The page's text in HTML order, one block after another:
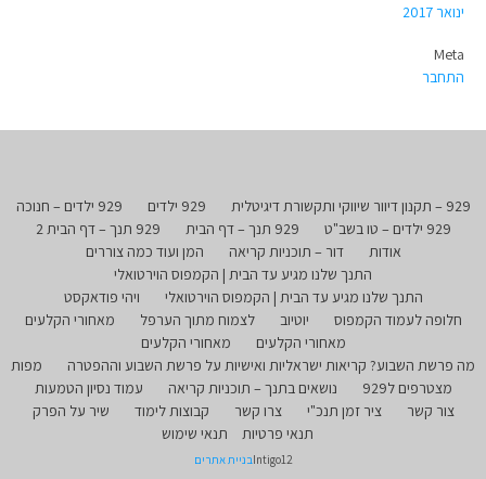
ינואר 2017
Meta
התחבר
929 – תקנון דיוור שיווקי ותקשורת דיגיטלית 929 ילדים
929 ילדים – חנוכה
929 ילדים – טו בשב"ט
929 תנך – דף הבית
929 תנך – דף הבית 2
אודות
דור – תוכניות קריאה
המן ועוד כמה צוררים
התנך שלנו מגיע עד הבית | הקמפוס הוירטואלי
התנך שלנו מגיע עד הבית | הקמפוס הוירטואלי
ויהי פודאקסט
חלופה לעמוד הקמפוס
יוטיוב לצמוח מתוך הערפל
מאחורי הקלעים
מאחורי הקלעים
מאחורי הקלעים
מה פרשת השבוע? קריאות ישראליות ואישיות על פרשת השבוע וההפטרה
מפות
מצטרפים ל929
נושאים בתנך – תוכניות קריאה
עמוד נסיון הטמעות
צור קשר
ציר זמן תנכ"י צרו קשר קבוצות לימוד
שיר על הפרק
תנאי פרטיות
תנאי שימוש
Intigo12בניית אתרים